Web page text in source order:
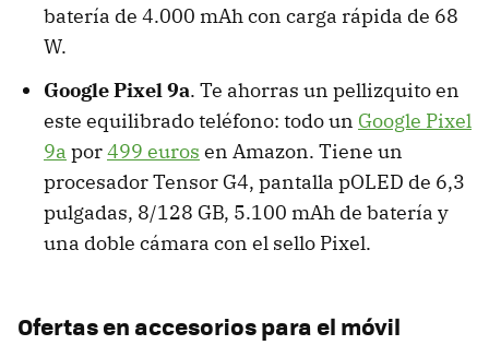
batería de 4.000 mAh con carga rápida de 68
W.
Google Pixel 9a. Te ahorras un pellizquito en
este equilibrado teléfono: todo un Google Pixel
9a por499 euros en Amazon. Tiene un
procesador Tensor G4, pantalla pOLED de 6,3
pulgadas, 8/128 GB, 5.100 mAh de batería y
una doble cámara con el sello Pixel.
Ofertas en accesorios para el móvil